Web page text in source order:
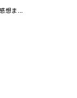
想ま...